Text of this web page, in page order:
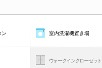
ン 室内洗濯機置き場
ウォークインクローゼット